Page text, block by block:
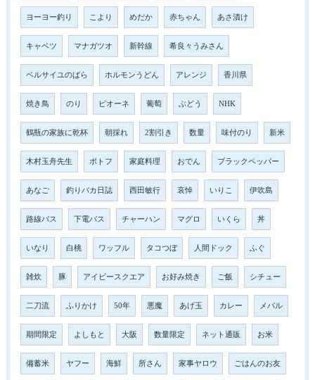
ヨーヨー釣り こより めだか 赤ちゃん あさ漬け
キャベツ マナガツオ 新幹線 希良々うみさん
ベルサイユのばら ホルモンうどん アレンジ 香川県
焼き鳥 のり ピオーネ 葡萄 ぶどう NHK
鶴瓶の家族に乾杯 朝採れ 2割引き 数量 味付のり 新米
木村玉舟先生 ポトフ 家庭料理 おでん ブラックペッパー
あなご 釣りバカ日誌 西田敏行 哀悼 いりこ 伊吹島
路線バス 下電バス チャーハン マグロ いくら 丼
いなり 白桃 ワッフル タコつぼ 人間ドック ふぐ
雑炊 豚 アイビースクエア お好み焼き ご飯 シチュー
二刀流 ふりかけ 50年 悪魔 あげ玉 カレー メバル
期間限定 よしもと 大阪 数量限定 ネット通販 お米
備蓄米 ヤフー 海鮮 所さん 家事ヤロウ ごはんのお友